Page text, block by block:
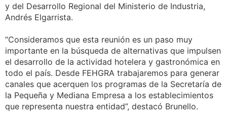
y del Desarrollo Regional del Ministerio de Industria,
Andrés Elgarrista.
“Consideramos que esta reunión es un paso muy
importante en la búsqueda de alternativas que impulsen
el desarrollo de la actividad hotelera y gastronómica en
todo el país. Desde FEHGRA trabajaremos para generar
canales que acerquen los programas de la Secretaría de
la Pequeña y Mediana Empresa a los establecimientos
que representa nuestra entidad”, destacó Brunello.